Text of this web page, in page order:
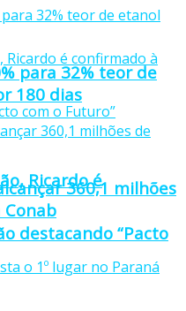
Ricardo é
destacando “Pacto
para 32% teor de
180 dias
360,1 milhões